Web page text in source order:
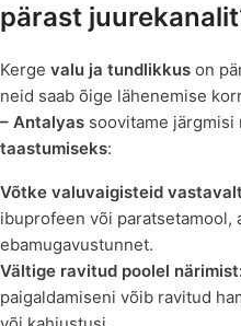
pärast
Kerge valu ja tundlikkus on
neid saab õige lähenemise
– Antalyas soovitame järgmisi
taastumiseks:
Võtke valuvaigisteid
ibuprofeen või paratsetamool,
ebamugavustunnet.
Vältige ravitud poolel
paigaldamiseni võib ravitud